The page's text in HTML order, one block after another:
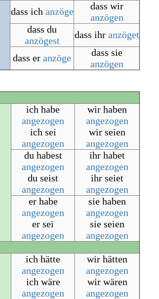
dass ich anzöge
dass wir
anzögen
dass du
anzögest
dass ihr anzöget
dass er anzöge
dass sie
anzögen
ich habe
angezogen
ich sei
angezogen
wir haben
angezogen
wir seien
angezogen
du habest
angezogen
du seist
angezogen
ihr habet
angezogen
ihr seiet
angezogen
er habe
angezogen
er sei
angezogen
sie haben
angezogen
sie seien
angezogen
ich hätte
angezogen
ich wäre
angezogen
wir hätten
angezogen
wir wären
angezogen